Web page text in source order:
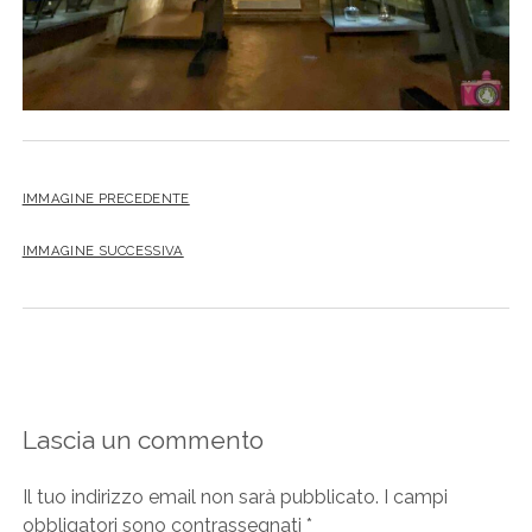
IMMAGINE PRECEDENTE
IMMAGINE SUCCESSIVA
Lascia un commento
Il tuo indirizzo email non sarà pubblicato.
I campi
obbligatori sono contrassegnati *